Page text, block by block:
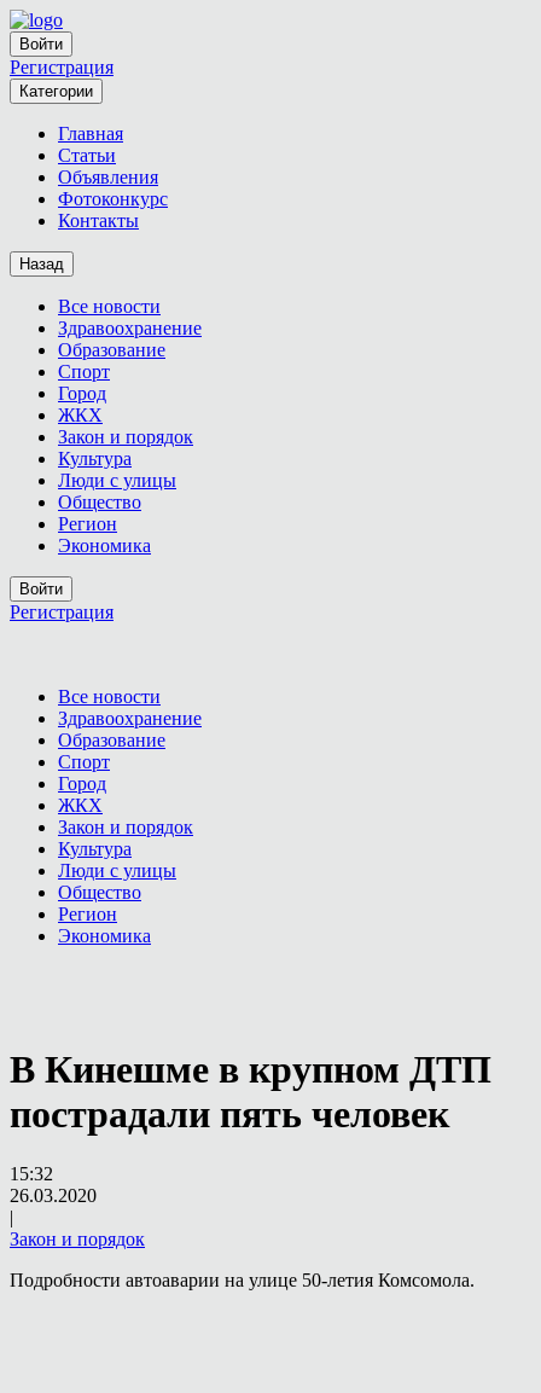
Войти
Регистрация
Категории
Главная
Статьи
Объявления
Фотоконкурс
Контакты
Назад
Все новости
Здравоохранение
Образование
Спорт
Город
ЖКХ
Закон и порядок
Культура
Люди с улицы
Общество
Регион
Экономика
Войти
Регистрация
Все новости
Здравоохранение
Образование
Спорт
Город
ЖКХ
Закон и порядок
Культура
Люди с улицы
Общество
Регион
Экономика
В Кинешме в крупном ДТП
пострадали пять человек
15:32
26.03.2020
|
Закон и порядок
Подробности автоаварии на улице 50-летия Комсомола.